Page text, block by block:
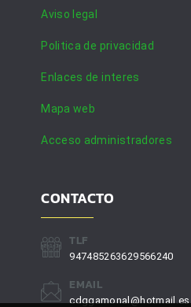
Aviso legal
Politica de privacidad
Enlaces de interes
Mapa web
Acceso administradores
CONTACTO
TLF
947485263629566240
EMAIL
cdggamonal@hotmail.es